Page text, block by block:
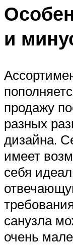
и
продажу
разных
дизайна.
имеет
себя
санузла
очень